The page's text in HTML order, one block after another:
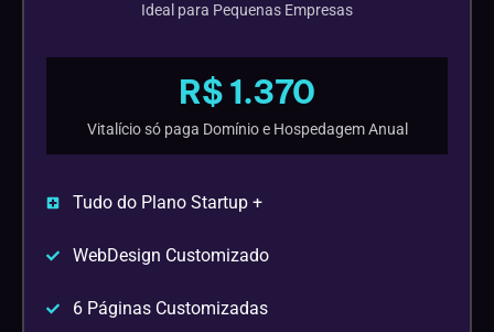
Ideal para Pequenas Empresas
R$ 1.370
Vitalício só paga Domínio e Hospedagem Anual
Tudo do Plano Startup +
WebDesign Customizado
6 Páginas Customizadas